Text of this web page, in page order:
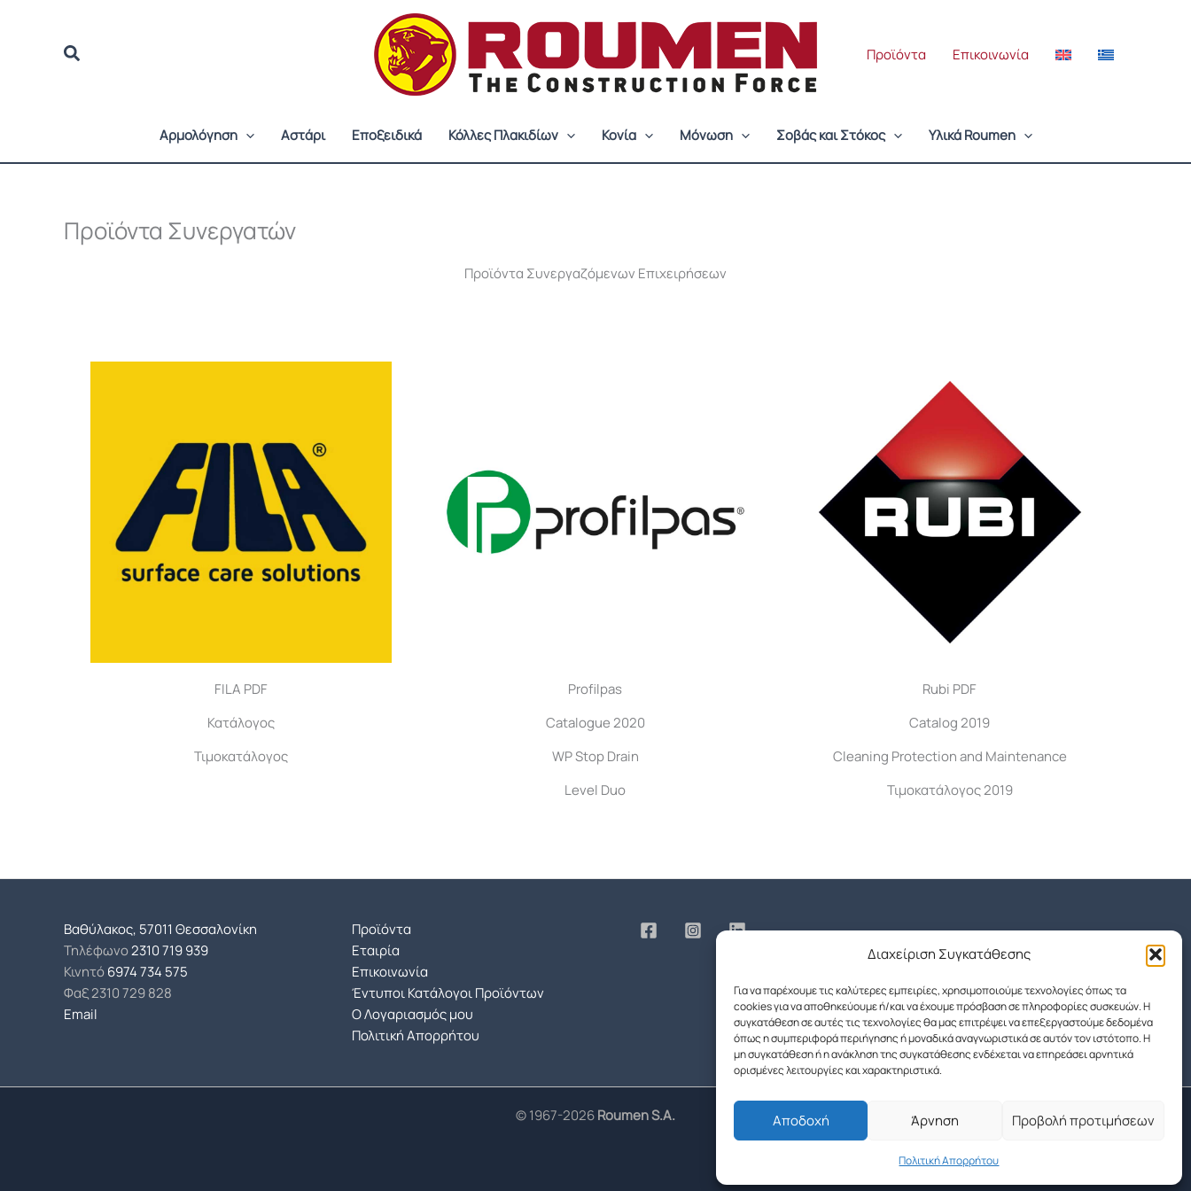
Διαχείριση Συγκατάθεσης
Για να παρέχουμε τις καλύτερες εμπειρίες, χρησιμοποιούμε τεχνολογίες όπως τα
cookies για να αποθηκεύουμε ή/και να έχουμε πρόσβαση σε πληροφορίες συσκευών. Η
συγκατάθεση σε αυτές τις τεχνολογίες θα μας επιτρέψει να επεξεργαστούμε δεδομένα
όπως η συμπεριφορά περιήγησης ή μοναδικά αναγνωριστικά σε αυτόν τον ιστότοπο. Η
μη συγκατάθεση ή η ανάκληση της συγκατάθεσης ενδέχεται να επηρεάσει αρνητικά
ορισμένες λειτουργίες και χαρακτηριστικά.
Αποδοχή Άρνηση Προβολή προτιμήσεων
Πολιτική Απορρήτου
περιεχόμενο
Προϊόντα Επικοινωνία
Αρμολόγηση Αστάρι Εποξειδικά Κόλλες Πλακιδίων Κονία Μόνωση Σοβάς και Στόκος Υλικά Roumen
Προϊόντα Συνεργατών
Προϊόντα Συνεργαζόμενων Επιχειρήσεων
FILA PDF
Κατάλογος
Τιμοκατάλογος
Profilpas
Catalogue 2020
WP Stop Drain
Level Duo
Rubi PDF
Catalog 2019
Cleaning Protection and Maintenance
Τιμοκατάλογος 2019
Βαθύλακος, 57011 Θεσσαλονίκη
Τηλέφωνο2310 719 939
Κινητό6974 734 575
Φαξ2310 729 828
Email
Προϊόντα
Εταιρία
Επικοινωνία
Έντυποι Κατάλογοι Προϊόντων
Ο Λογαριασμός μου
Πολιτική Απορρήτου
© 1967-2026Roumen S.A.